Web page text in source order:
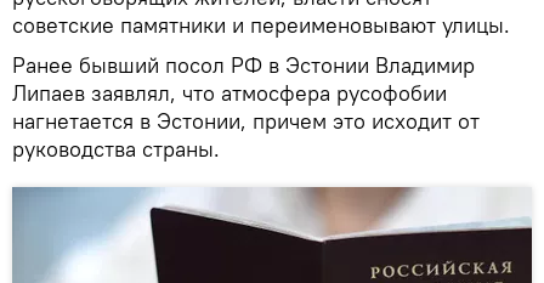
советские памятники и переименовывают улицы.
Ранее бывший посол РФ в Эстонии Владимир
Липаев заявлял, что атмосфера русофобии
нагнетается в Эстонии, причем это исходит от
руководства страны.